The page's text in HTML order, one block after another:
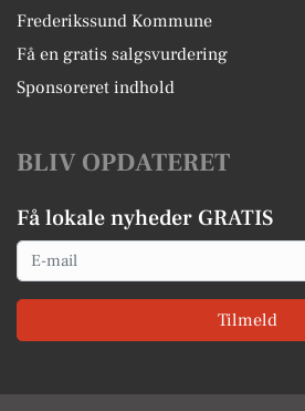
Frederikssund Kommune
Få en gratis salgsvurdering
Sponsoreret indhold
BLIV OPDATERET
Få lokale nyheder GRATIS
Email
Tilmeld